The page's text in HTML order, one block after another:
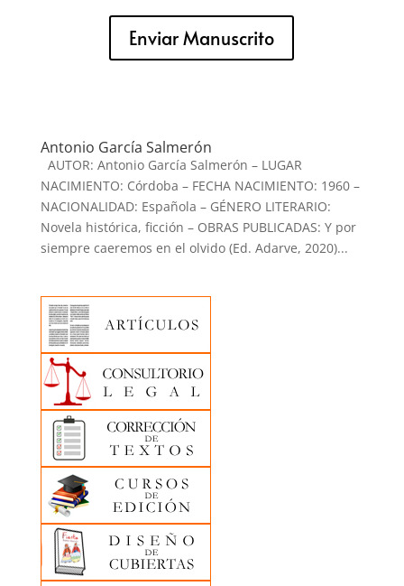
Enviar Manuscrito
Antonio García Salmerón
AUTOR: Antonio García Salmerón – LUGAR
NACIMIENTO: Córdoba – FECHA NACIMIENTO: 1960 –
NACIONALIDAD: Española – GÉNERO LITERARIO:
Novela histórica, ficción – OBRAS PUBLICADAS: Y por
siempre caeremos en el olvido (Ed. Adarve, 2020)...